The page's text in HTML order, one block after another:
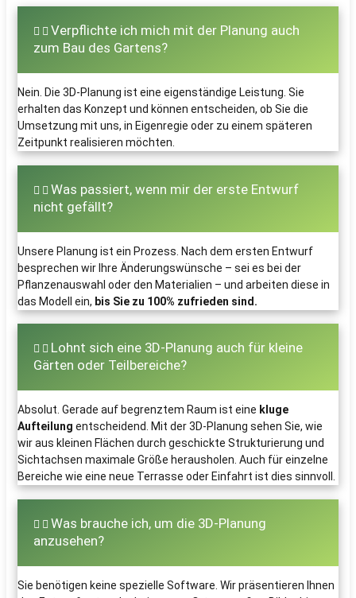
Verpflichte ich mich mit der Planung auch
zum Bau des Gartens?
Nein. Die 3D-Planung ist eine eigenständige Leistung. Sie
erhalten das Konzept und können entscheiden, ob Sie die
Umsetzung mit uns, in Eigenregie oder zu einem späteren
Zeitpunkt realisieren möchten.
Was passiert, wenn mir der erste Entwurf
nicht gefällt?
Unsere Planung ist ein Prozess. Nach dem ersten Entwurf
besprechen wir Ihre Änderungswünsche – sei es bei der
Pflanzenauswahl oder den Materialien – und arbeiten diese in
das Modell ein, bis Sie zu 100% zufrieden sind.
Lohnt sich eine 3D-Planung auch für kleine
Gärten oder Teilbereiche?
Absolut. Gerade auf begrenztem Raum ist eine kluge
Aufteilung entscheidend. Mit der 3D-Planung sehen Sie, wie
wir aus kleinen Flächen durch geschickte Strukturierung und
Sichtachsen maximale Größe herausholen. Auch für einzelne
Bereiche wie eine neue Terrasse oder Einfahrt ist dies sinnvoll.
Was brauche ich, um die 3D-Planung
anzusehen?
Sie benötigen keine spezielle Software. Wir präsentieren Ihnen